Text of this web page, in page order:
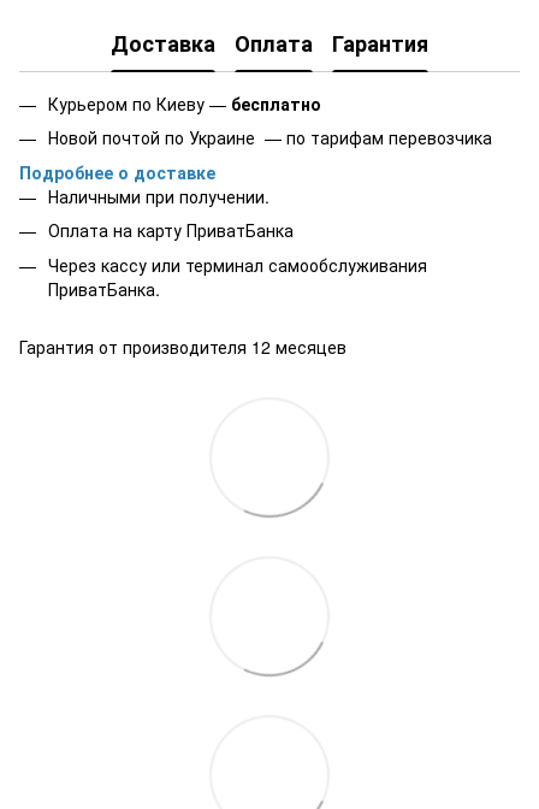
Доставка Оплата Гарантия
Курьером по Киеву — бесплатно
Новой почтой по Украине — по тарифам перевозчика
Подробнее о доставке
Наличными при получении.
Оплата на карту ПриватБанка
Через кассу или терминал самообслуживания
ПриватБанка.
Гарантия от производителя 12 месяцев